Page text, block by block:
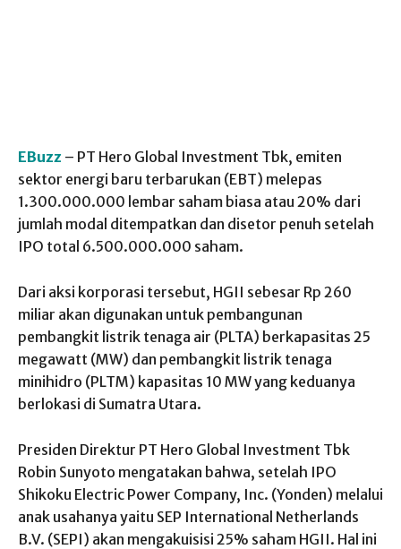
EBuzz – PT Hero Global Investment Tbk, emiten
sektor energi baru terbarukan (EBT) melepas
1.300.000.000 lembar saham biasa atau 20% dari
jumlah modal ditempatkan dan disetor penuh setelah
IPO total 6.500.000.000 saham.
Dari aksi korporasi tersebut, HGII sebesar Rp 260
miliar akan digunakan untuk pembangunan
pembangkit listrik tenaga air (PLTA) berkapasitas 25
megawatt (MW) dan pembangkit listrik tenaga
minihidro (PLTM) kapasitas 10 MW yang keduanya
berlokasi di Sumatra Utara.
Presiden Direktur PT Hero Global Investment Tbk
Robin Sunyoto mengatakan bahwa, setelah IPO
Shikoku Electric Power Company, Inc. (Yonden) melalui
anak usahanya yaitu SEP International Netherlands
B.V. (SEPI) akan mengakuisisi 25% saham HGII. Hal ini